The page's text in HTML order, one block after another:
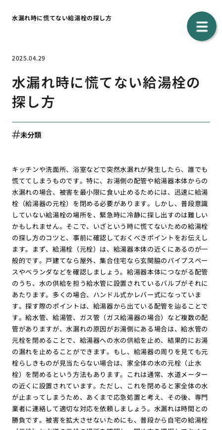
水漏れ時に慌てない給湯栓の探し方
2025.04.29
水漏れ時に慌てない給湯栓の
探し方
未分類
キッチンや洗面所、浴室などで突然水漏れが発生したら、誰でも
慌ててしまうものです。特に、お湯側の配管や給湯器本体からの
水漏れの場合、被害を最小限に食い止めるためには、迅速に給湯
栓（給湯器の元栓）を閉める必要があります。しかし、普段意識
していない給湯栓の場所を、緊急時に冷静に探し出すのは難しい
かもしれません。そこで、いざという時に慌てないための給湯栓
の探し方のコツと、事前に確認しておくべきポイントをお伝えし
ます。まず、給湯栓（元栓）は、給湯器本体の近くにあるのが一
般的です。戸建てなら屋外、集合住宅なら玄関脇のパイプスペー
スやベランダなどを確認しましょう。給湯器本体につながる配管
のうち、水の供給を担う給水管に設置されているバルブがそれに
あたります。多くの場合、ハンドル式かレバー式になっていま
す。探す際のポイントは、給湯器から出ている配管を辿ることで
す。給水管、給湯管、ガス管（ガス給湯器の場合）など複数の配
管がありますが、水漏れの原因がお湯側にある場合は、給水管の
元栓を閉めることで、給湯器への水の供給を止め、結果的にお湯
の漏れを止めることができます。もし、給湯器の周りを見ても元
栓らしきものが見当たらない場合は、家全体の水の元栓（止水
栓）を閉めるという方法もあります。これは通常、水道メーター
の近くに設置されています。ただし、これを閉めると家全体の水
が止まってしまうため、あくまで応急処置と考え、その後、専門
業者に連絡して適切な対応を依頼しましょう。水漏れは時間との
勝負です。被害を拡大させないためにも、普段から自宅の給湯栓